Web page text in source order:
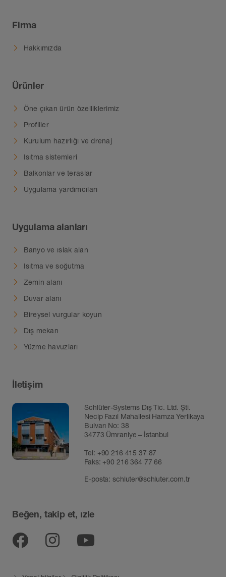
Firma
Hakkımızda
Ürünler
Öne çıkan ürün özelliklerimiz
Profiller
Kurulum hazırlığı ve drenaj
Isıtma sistemleri
Balkonlar ve teraslar
Uygulama yardımcıları
Uygulama alanları
Banyo ve ıslak alan
Isıtma ve soğutma
Zemin alanı
Duvar alanı
Bireysel vurgular koyun
Dış mekan
Yüzme havuzları
İletişim
Schlüter-Systems Dış Tic. Ltd. Şti.
Necip Fazıl Mahallesi Hamza Yerlikaya
Bulvarı No: 38
34773 Ümraniye – İstanbul
Tel: +90 216 415 37 87
Faks: +90 216 364 77 66
E-posta:schluter@schluter.com.tr
Beğen, takip et, ızle
Facebook
Instagram